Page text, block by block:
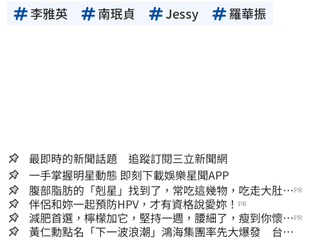
李雅英 南珉貞 Jessy 羅華振
最即時的新聞話題 追蹤訂閱三立新聞網
一手掌握明星動態 即刻下載娛樂星聞APP
腹部脂肪的「剋星」找到了，常吃這幾物，吃走大肚
囊，瘦出小蠻腰
PR
伴侶和妳一起預防HPV，才有資格說愛妳！ PR
減肥首選，檸檬加它，堅持一週，腰細了，瘦到你懷疑
人生
PR
黃仁勳點名「下一波浪潮」鴻海集團率先大爆發 台股